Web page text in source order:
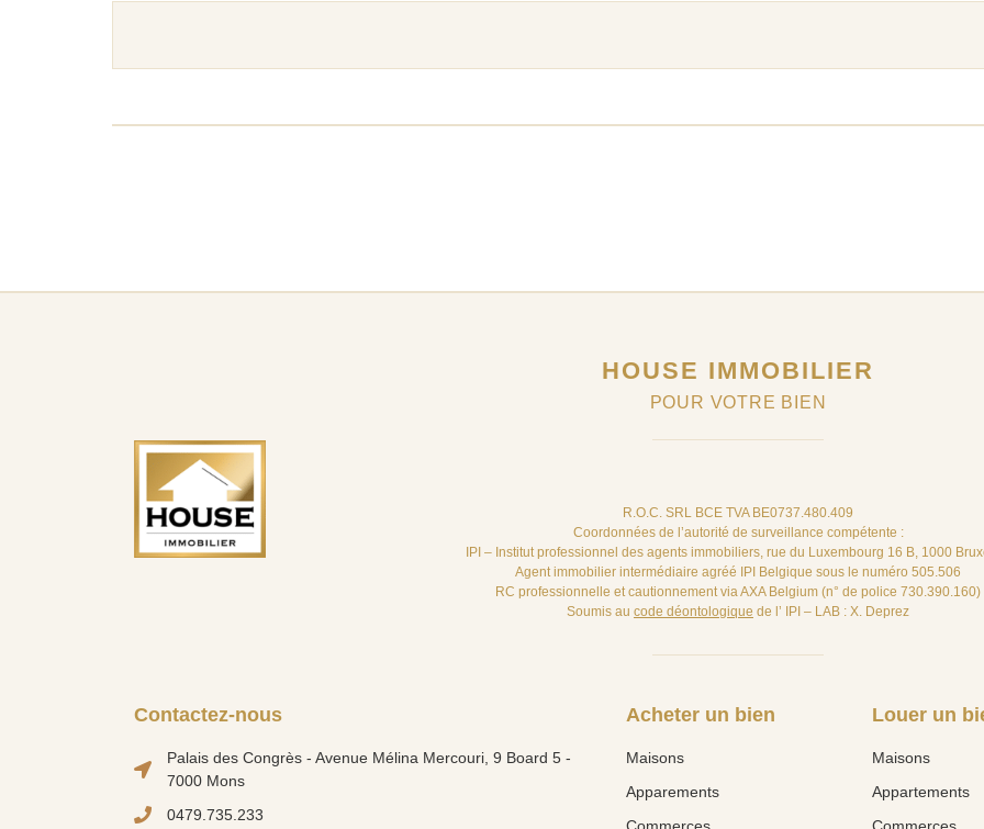
HOUSE IMMOBILIER
POUR VOTRE BIEN
R.O.C. SRL BCE TVA BE0737.480.409
Coordonnées de l’autorité de surveillance compétente :
IPI – Institut professionnel des agents immobiliers, rue du Luxembourg 16 B, 1000
Agent immobilier intermédiaire agréé IPI Belgique sous le numéro 505.506
RC professionnelle et cautionnement via AXA Belgium (n° de police 730.390.160)
Soumis au code déontologique de l’ IPI – LAB : X. Deprez
Contactez-nous
Palais des Congrès - Avenue Mélina Mercouri, 9 Board 5 -
7000 Mons
0479.735.233
Acheter un bien
Maisons
Apparements
Commerces
Louer un
Maisons
Appartements
Commerces